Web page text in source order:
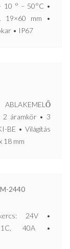
10 ° – 50°C •
19×60 mm •
• IP67
2 áramkör • 3
BE • Világítás
18 mm
2440
24V •
1C, 40A •